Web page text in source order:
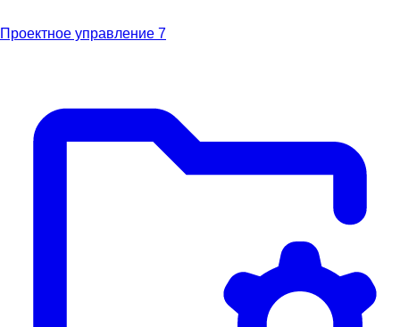
Проектное управление 7